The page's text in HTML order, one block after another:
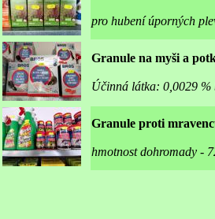
pro hubení úporných
Granule na myši a
Účinná látka: 0,0029 %
Granule proti
hmotnost dohromady -